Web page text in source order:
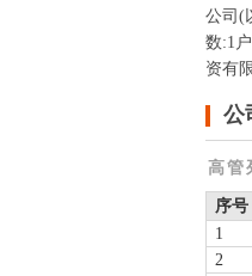
公司(
数:1
资有
公
高管
序号
1
2